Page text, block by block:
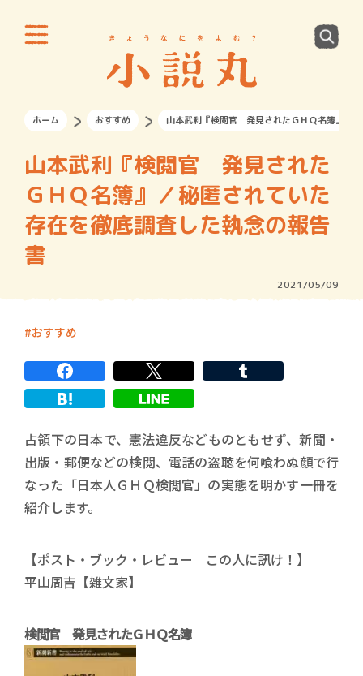
ホーム おすすめ 山本武利『検閲官 発見されたＧＨＱ名簿』／
山本武利『検閲官 発見された
ＧＨＱ名簿』／秘匿されていた
存在を徹底調査した執念の報告
書
2021/05/09
おすすめ
占領下の日本で、憲法違反などものともせず、新聞・
出版・郵便などの検閲、電話の盗聴を何喰わぬ顔で行
なった「日本人ＧＨＱ検閲官」の実態を明かす一冊を
紹介します。
【ポスト・ブック・レビュー この人に訊け！】
平山周吉【雑文家】
検閲官 発見されたＧＨＱ名簿